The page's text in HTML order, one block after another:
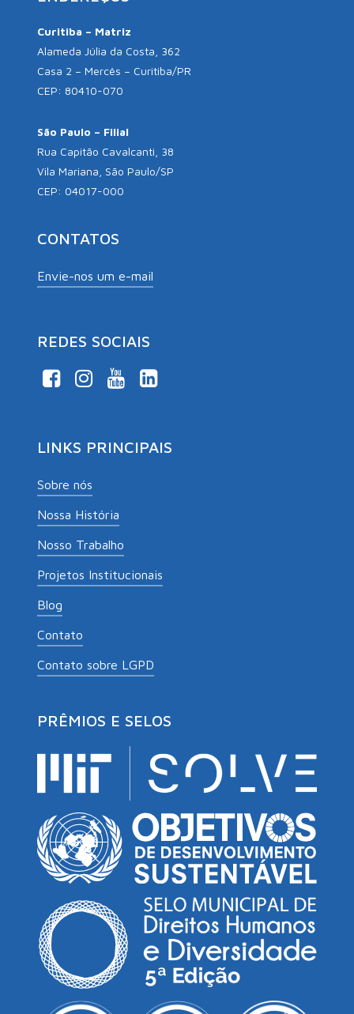
Curitiba – Matriz
Alameda Júlia da Costa, 362
Casa 2 – Mercês – Curitiba/PR
CEP: 80410-070
São Paulo – Filial
Rua Capitão Cavalcanti, 38
Vila Mariana, São Paulo/SP
CEP: 04017-000
CONTATOS
Envie-nos um e-mail
REDES SOCIAIS
LINKS PRINCIPAIS
Sobre nós
Nossa História
Nosso Trabalho
Projetos Institucionais
Blog
Contato
Contato sobre LGPD
PRÊMIOS E SELOS